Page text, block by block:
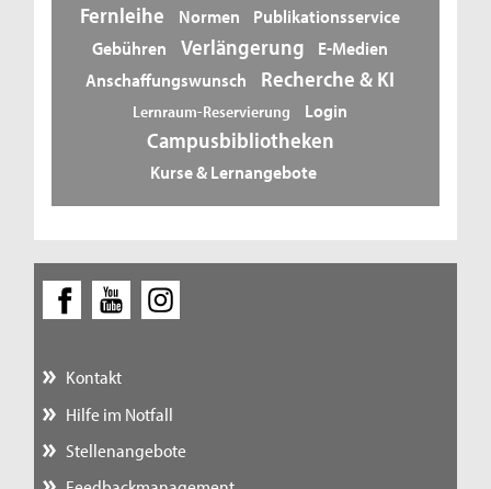
Fernleihe Normen
Publikationsservice
Gebühren
Verlängerung
E-Medien
Anschaffungswunsch
Recherche & KI
Lernraum-Reservierung Login
Campusbibliotheken
Kurse & Lernangebote
Kontakt
Hilfe im Notfall
Stellenangebote